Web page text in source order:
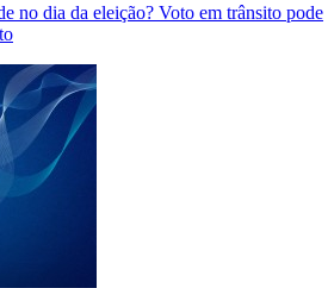
no dia da eleição? Voto em trânsito pode